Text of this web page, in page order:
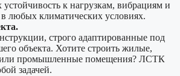
устойчивость к нагрузкам, вибрациям и
в любых климатических условиях.
строго адаптированные под
объекта. Хотите строить жилые,
или промышленные помещения? ЛСТК
задачей.